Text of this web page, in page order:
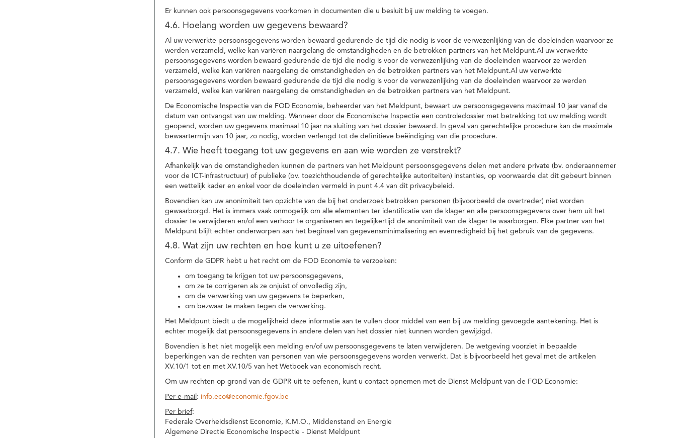
Er kunnen ook persoonsgegevens voorkomen in documenten die u besluit bij uw melding te voegen.
4.6. Hoelang worden uw gegevens bewaard?
Al uw verwerkte persoonsgegevens worden bewaard gedurende de tijd die nodig is voor de verwezenlijking van de doeleinden waarvoor ze
werden verzameld, welke kan variëren naargelang de omstandigheden en de betrokken partners van het Meldpunt.Al uw verwerkte
persoonsgegevens worden bewaard gedurende de tijd die nodig is voor de verwezenlijking van de doeleinden waarvoor ze werden
verzameld, welke kan variëren naargelang de omstandigheden en de betrokken partners van het Meldpunt.Al uw verwerkte
persoonsgegevens worden bewaard gedurende de tijd die nodig is voor de verwezenlijking van de doeleinden waarvoor ze werden
verzameld, welke kan variëren naargelang de omstandigheden en de betrokken partners van het Meldpunt.
De Economische Inspectie van de FOD Economie, beheerder van het Meldpunt, bewaart uw persoonsgegevens maximaal 10 jaar vanaf de
datum van ontvangst van uw melding. Wanneer door de Economische Inspectie een controledossier met betrekking tot uw melding wordt
geopend, worden uw gegevens maximaal 10 jaar na sluiting van het dossier bewaard. In geval van gerechtelijke procedure kan de maximale
bewaartermijn van 10 jaar, zo nodig, worden verlengd tot de definitieve beëindiging van die procedure.
4.7. Wie heeft toegang tot uw gegevens en aan wie worden ze verstrekt?
Afhankelijk van de omstandigheden kunnen de partners van het Meldpunt persoonsgegevens delen met andere private (bv. onderaannemer
voor de ICT-infrastructuur) of publieke (bv. toezichthoudende of gerechtelijke autoriteiten) instanties, op voorwaarde dat dit gebeurt binnen
een wettelijk kader en enkel voor de doeleinden vermeld in punt 4.4 van dit privacybeleid.
Bovendien kan uw anonimiteit ten opzichte van de bij het onderzoek betrokken personen (bijvoorbeeld de overtreder) niet worden
gewaarborgd. Het is immers vaak onmogelijk om alle elementen ter identificatie van de klager en alle persoonsgegevens over hem uit het
dossier te verwijderen en/of een verhoor te organiseren en tegelijkertijd de anonimiteit van de klager te waarborgen. Elke partner van het
Meldpunt blijft echter onderworpen aan het beginsel van gegevensminimalisering en evenredigheid bij het gebruik van de gegevens.
4.8. Wat zijn uw rechten en hoe kunt u ze uitoefenen?
Conform de GDPR hebt u het recht om de FOD Economie te verzoeken:
om toegang te krijgen tot uw persoonsgegevens,
om ze te corrigeren als ze onjuist of onvolledig zijn,
om de verwerking van uw gegevens te beperken,
om bezwaar te maken tegen de verwerking.
Het Meldpunt biedt u de mogelijkheid deze informatie aan te vullen door middel van een bij uw melding gevoegde aantekening. Het is
echter mogelijk dat persoonsgegevens in andere delen van het dossier niet kunnen worden gewijzigd.
Bovendien is het niet mogelijk een melding en/of uw persoonsgegevens te laten verwijderen. De wetgeving voorziet in bepaalde
beperkingen van de rechten van personen van wie persoonsgegevens worden verwerkt. Dat is bijvoorbeeld het geval met de artikelen
XV.10/1 tot en met XV.10/5 van het Wetboek van economisch recht.
Om uw rechten op grond van de GDPR uit te oefenen, kunt u contact opnemen met de Dienst Meldpunt van de FOD Economie:
Per e-mail : info.eco@economie.fgov.be
Per brief:
Federale Overheidsdienst Economie, K.M.O., Middenstand en Energie
Algemene Directie Economische Inspectie - Dienst Meldpunt